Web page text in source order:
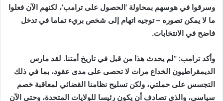
وسرقوا في هوسهم بمحاولة ‘الحصول على ترامب’، لكنهم الآن فعلوا
ما لا يمكن تصوره – توجيه اتهام إلى شخص بريء تماما في تدخل
فاضح في الانتخابات.
وأكد ترامب: “لم يحدث هذا من قبل في تاريخ أمتنا. لقد مارس
الديمقراطيون الخداع مرات لا تحصى على مدى عقود، بما في ذلك
التجسس على حملتي، ولكن تسليح نظامنا القضائي لمعاقبة خصم
سياسي، والذي تصادف أن يكون رئيسا للولايات المتحدة، وحتى الآن